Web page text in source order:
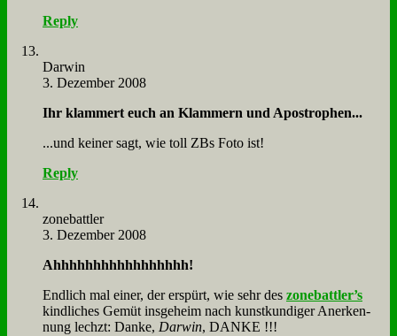
Reply
Dar­win
3. Dezember 2008
Ihr klam­mert euch an Klam­mern und Apo­stro­phen...
...und kei­ner sagt, wie toll ZBs Fo­to ist!
Reply
zone­batt­ler
3. Dezember 2008
Ahhhhhhhhhhhhhhhhh!
End­lich mal ei­ner, der er­spürt, wie sehr des zonebattler’s
kind­li­ches Ge­müt ins­ge­heim nach kunst­kun­di­ger An­er­ken­
nung lechzt: Dan­ke, Dar­win, DANKE !!!